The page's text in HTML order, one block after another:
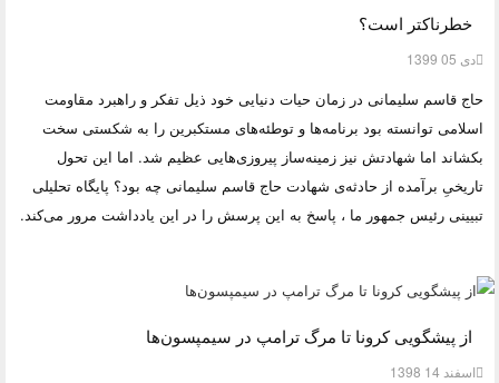
خطرناکتر است؟
دی 05 1399
حاج قاسم سلیمانی در زمان حیات دنیایی خود ذیل تفکر و راهبرد مقاومت
اسلامی توانسته بود برنامه‌ها و توطئه‌های مستکبرین را به شکستی سخت
بکشاند اما شهادتش نیز زمینه‌ساز پیروزی‌هایی عظیم شد. اما این تحول
تاریخیِ برآمده از حادثه‌ی شهادت حاج قاسم سلیمانی چه بود؟ پایگاه تحلیلی
تبیینی رئیس جمهور ما ، پاسخ به این پرسش را در این یادداشت مرور می‌کند.
از پیشگویی کرونا تا مرگ ترامپ در سیمپسون‌ها
اسفند 14 1398